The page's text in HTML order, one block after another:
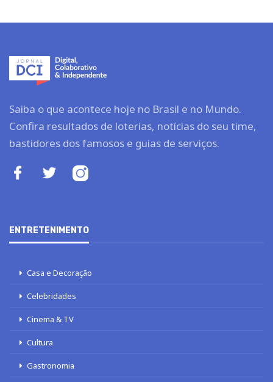
Saiba o que acontece hoje no Brasil e no Mundo.
Confira resultados de loterias, notícias do seu time,
bastidores dos famosos e guias de serviços.
ENTRETENIMENTO
Casa e Decoração
Celebridades
Cinema & TV
Cultura
Gastronomia